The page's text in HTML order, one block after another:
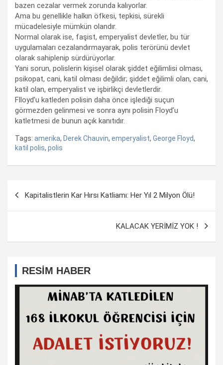
bazen cezalar vermek zorunda kalıyorlar.
Ama bu genellikle halkın öfkesi, tepkisi, sürekli
mücadelesiyle mümkün olandır.
Normal olarak ise, faşist, emperyalist devletler, bu tür
uygulamaları cezalandırmayarak, polis terörünü devlet
olarak sahiplenip sürdürüyorlar.
Yani sorun, polislerin kişisel olarak şiddet eğilimlisi olması,
psikopat, cani, katil olması değildir; şiddet eğilimli olan, cani,
katil olan, emperyalist ve işbirlikçi devletlerdir.
Flloyd’u katleden polisin daha önce işlediği suçun
görmezden gelinmesi ve sonra aynı polisin Floyd’u
katletmesi de bunun açık kanıtıdır.
Tags: amerika, Derek Chauvin, emperyalist, George Floyd,
katil polis, polis
dolaşımı
Kapitalistlerin Kar Hırsı Katliamı: Her Yıl 2 Milyon Ölü!
KALACAK YERİMİZ YOK !
RESİM HABER